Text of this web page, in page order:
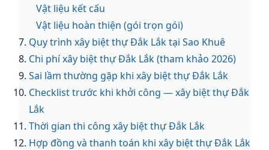
Vật liệu kết cấu
Vật liệu hoàn thiện (gói trọn gói)
Quy trình xây biệt thự Đắk Lắk tại Sao Khuê
Chi phí xây biệt thự Đắk Lắk (tham khảo 2026)
Sai lầm thường gặp khi xây biệt thự Đắk Lắk
Checklist trước khi khởi công — xây biệt thự Đắk
Lắk
Thời gian thi công xây biệt thự Đắk Lắk
Hợp đồng và thanh toán khi xây biệt thự Đắk Lắk